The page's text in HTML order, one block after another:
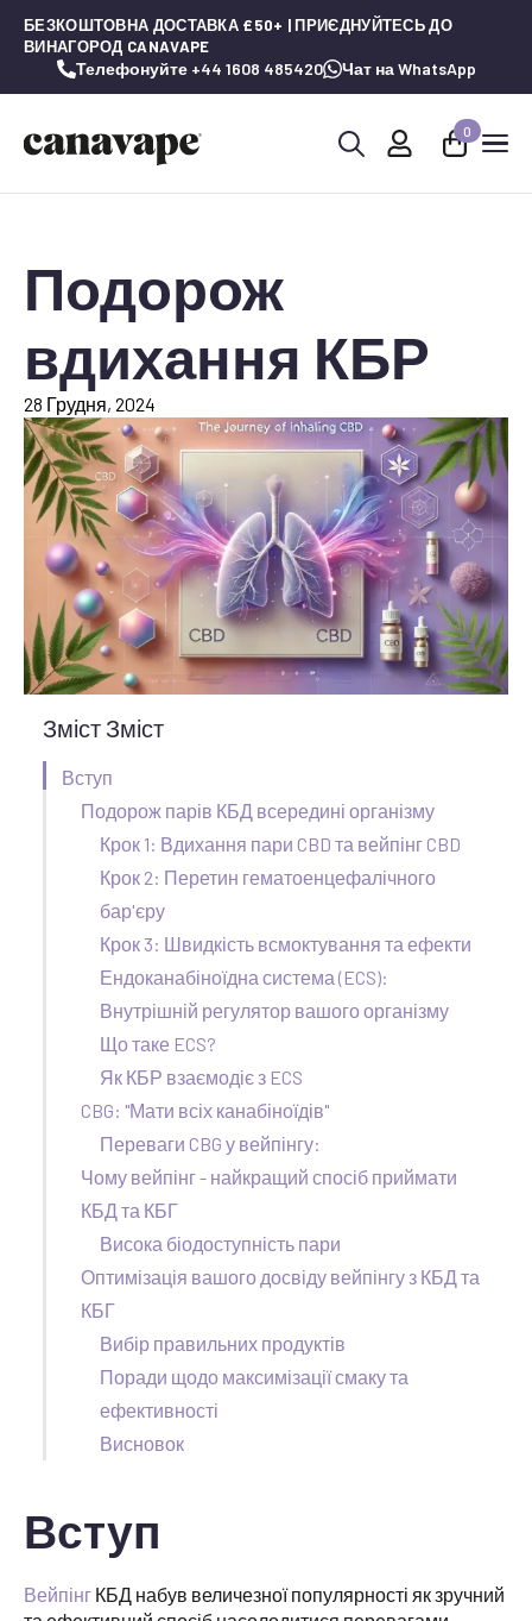
БЕЗКОШТОВНА ДОСТАВКА £50+ | ПРИЄДНУЙТЕСЬ ДО
ВИНАГОРОД CANAVAPE
Телефонуйте +44 1608 485420 Чат на WhatsApp
0
Подорож
вдихання КБР
28 Грудня, 2024
Зміст Зміст
Вступ
Подорож парів КБД всередині організму
Крок 1: Вдихання пари CBD та вейпінг CBD
Крок 2: Перетин гематоенцефалічного
бар'єру
Крок 3: Швидкість всмоктування та ефекти
Ендоканабіноїдна система (ECS):
Внутрішній регулятор вашого організму
Що таке ECS?
Як КБР взаємодіє з ECS
CBG: "Мати всіх канабіноїдів"
Переваги CBG у вейпінгу:
Чому вейпінг - найкращий спосіб приймати
КБД та КБГ
Висока біодоступність пари
Оптимізація вашого досвіду вейпінгу з КБД та
КБГ
Вибір правильних продуктів
Поради щодо максимізації смаку та
ефективності
Висновок
Вступ
Вейпінг КБД набув величезної популярності як зручний